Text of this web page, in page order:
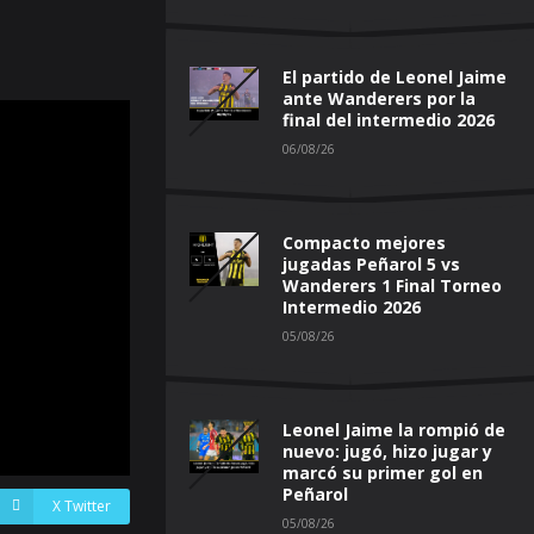
X Twitter
El partido de Leonel Jaime
ante Wanderers por la
final del intermedio 2026
06/08/26
Compacto mejores
jugadas Peñarol 5 vs
Wanderers 1 Final Torneo
Intermedio 2026
05/08/26
Leonel Jaime la rompió de
nuevo: jugó, hizo jugar y
marcó su primer gol en
Peñarol
05/08/26